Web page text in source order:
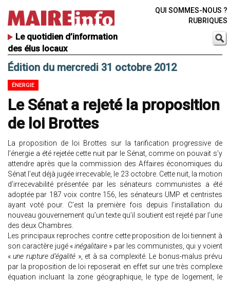
Le quotidien d’information
des élus locaux
QUI SOMMES-NOUS ?
RUBRIQUES
Édition du mercredi 31 octobre 2012
ÉNERGIE
Le Sénat a rejeté la proposition
de loi Brottes
La proposition de loi Brottes sur la tarification progressive de
l’énergie a été rejetée cette nuit par le Sénat, comme on pouvait s’y
attendre après que la commission des Affaires économiques du
Sénat l’eut déjà jugée irrecevable, le 23 octobre. Cette nuit, la motion
d’irrecevabilité présentée par les sénateurs communistes a été
adoptée par 187 voix contre 156, les sénateurs UMP et centristes
ayant voté pour. C’est la première fois depuis l’installation du
nouveau gouvernement qu’un texte qu’il soutient est rejeté par l’une
des deux Chambres.
Les principaux reproches contre cette proposition de loi tiennent à
son caractère jugé «inégalitaire » par les communistes, qui y voient
«une rupture d’égalité », et à sa complexité. Le bonus-malus prévu
par la proposition de loi reposerait en effet sur une très complexe
équation incluant la zone géographique, le type de logement, le